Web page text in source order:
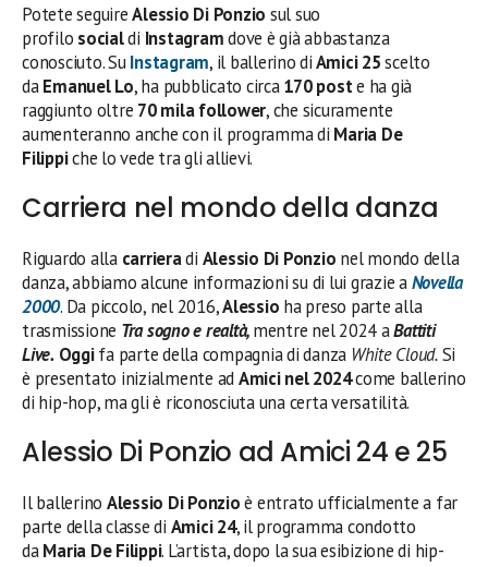
Potete seguireAlessio Di Ponzio sul suo
profilo socialdi Instagramdove è già abbastanza
conosciuto. SuInstagram, il ballerino diAmici 25scelto
daEmanuel Lo, ha pubblicato circa170 poste ha già
raggiunto oltre 70 mila follower, che sicuramente
aumenteranno anche con il programma di Maria De
Filippiche lo vede tra gli allievi.
Carriera nel mondo della danza
Riguardo alla carrieradi Alessio Di Ponzio nel mondo della
danza, abbiamo alcune informazioni su di lui grazie aNovella
2000. Da piccolo, nel 2016,Alessio ha preso parte alla
trasmissione Tra sogno e realtà,mentre nel 2024 aBattiti
Live. Oggifa parte della compagnia di danza White Cloud.Si
è presentato inizialmente adAmici nel 2024come ballerino
di hip-hop, ma gli è riconosciuta una certa versatilità.
Alessio Di Ponzio ad Amici 24 e 25
Il ballerino Alessio Di Ponzioè entrato ufficialmente a far
parte della classe di Amici 24, il programma condotto
daMaria De Filippi. L’artista, dopo la sua esibizione di hip-